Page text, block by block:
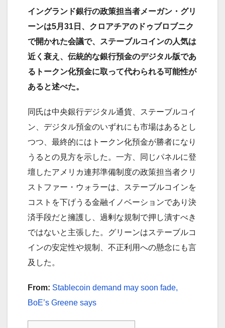
イングランド銀行の政策担当者メーガン・グリ
ーンは5月31日、クロアチアのドゥブロブニク
で開かれた会議で、ステーブルコインの人気は
近く衰え、伝統的な銀行預金のデジタル版であ
るトークン化預金に取って代わられる可能性が
あると述べた。
同氏は中央銀行デジタル通貨、ステーブルコイ
ン、デジタル預金のいずれにも市場はあるとし
つつ、最終的にはトークン化預金が勝者になり
うるとの見方を示した。一方、同じパネルに登
壇したアメリカ連邦準備制度の政策担当者クリ
ストファー・ウォラーは、ステーブルコインを
コストを下げうる金融イノベーションであり決
済手段だと擁護し、過剰な規制で押し潰すべき
ではないと主張した。グリーンはステーブルコ
インの安定性や規制、不正利用への懸念にも言
及した。
From: Stablecoin demand may soon fade,
BoE’s Greene says